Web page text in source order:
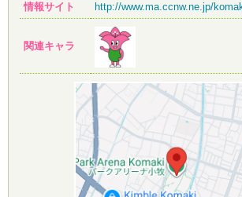
情報サイト
http://www.ma.ccnw.ne.jp/
関連キャラ